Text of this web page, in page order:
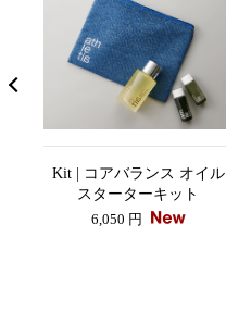
Kit | コアバランス オイル
スターターキット
6,050 円